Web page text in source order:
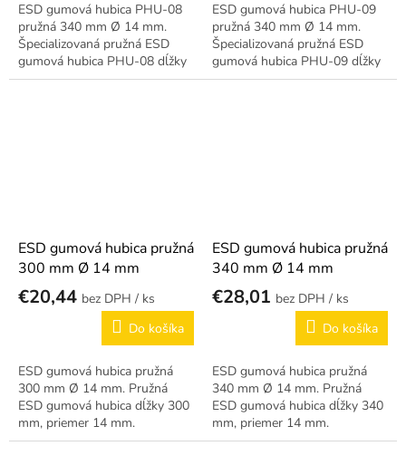
ESD gumová hubica PHU-08
pružná 340 mm Ø 14 mm.
Špecializovaná pružná ESD
gumová hubica PHU-08 dĺžky
340 mm.
ESD gumová hubica PHU-09
pružná 340 mm Ø 14 mm.
Špecializovaná pružná ESD
gumová hubica PHU-09 dĺžky
340 mm.
ESD gumová hubica pružná
300 mm Ø 14 mm
€20,44
/ ks
Do košíka
ESD gumová hubica pružná
300 mm Ø 14 mm. Pružná
ESD gumová hubica dĺžky 300
mm, priemer 14 mm.
ESD gumová hubica pružná
340 mm Ø 14 mm
€28,01
/ ks
Do košíka
ESD gumová hubica pružná
340 mm Ø 14 mm. Pružná
ESD gumová hubica dĺžky 340
mm, priemer 14 mm.